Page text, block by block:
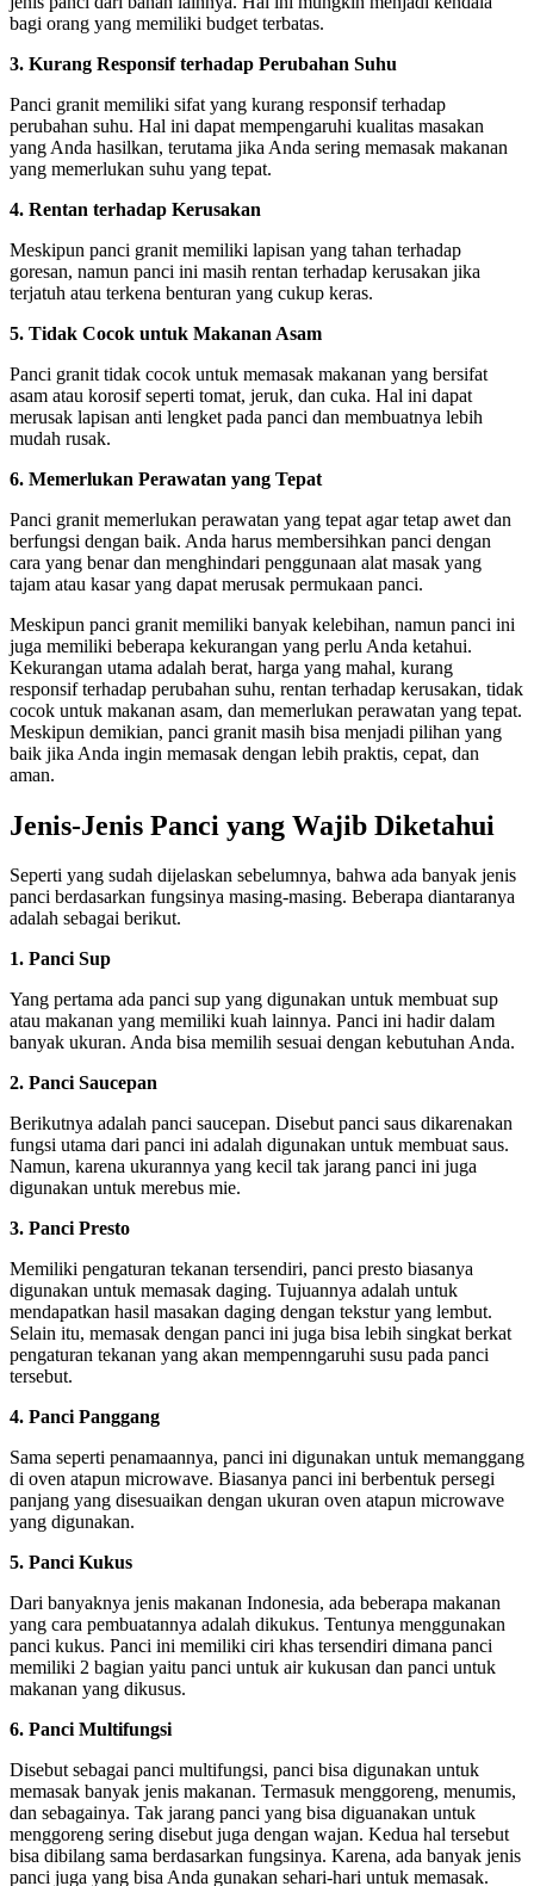
bagi orang yang memiliki budget terbatas.
3. Kurang Responsif terhadap Perubahan Suhu
Panci granit memiliki sifat yang kurang responsif terhadap
perubahan suhu. Hal ini dapat mempengaruhi kualitas masakan
yang Anda hasilkan, terutama jika Anda sering memasak makanan
yang memerlukan suhu yang tepat.
4. Rentan terhadap Kerusakan
Meskipun panci granit memiliki lapisan yang tahan terhadap
goresan, namun panci ini masih rentan terhadap kerusakan jika
terjatuh atau terkena benturan yang cukup keras.
5. Tidak Cocok untuk Makanan Asam
Panci granit tidak cocok untuk memasak makanan yang bersifat
asam atau korosif seperti tomat, jeruk, dan cuka. Hal ini dapat
merusak lapisan anti lengket pada panci dan membuatnya lebih
mudah rusak.
6. Memerlukan Perawatan yang Tepat
Panci granit memerlukan perawatan yang tepat agar tetap awet dan
berfungsi dengan baik. Anda harus membersihkan panci dengan
cara yang benar dan menghindari penggunaan alat masak yang
tajam atau kasar yang dapat merusak permukaan panci.
Meskipun panci granit memiliki banyak kelebihan, namun panci ini
juga memiliki beberapa kekurangan yang perlu Anda ketahui.
Kekurangan utama adalah berat, harga yang mahal, kurang
responsif terhadap perubahan suhu, rentan terhadap kerusakan, tidak
cocok untuk makanan asam, dan memerlukan perawatan yang tepat.
Meskipun demikian, panci granit masih bisa menjadi pilihan yang
baik jika Anda ingin memasak dengan lebih praktis, cepat, dan
aman.
Jenis-Jenis Panci yang Wajib Diketahui
Seperti yang sudah dijelaskan sebelumnya, bahwa ada banyak jenis
panci berdasarkan fungsinya masing-masing. Beberapa diantaranya
adalah sebagai berikut.
1. Panci Sup
Yang pertama ada panci sup yang digunakan untuk membuat sup
atau makanan yang memiliki kuah lainnya. Panci ini hadir dalam
banyak ukuran. Anda bisa memilih sesuai dengan kebutuhan Anda.
2. Panci Saucepan
Berikutnya adalah panci saucepan. Disebut panci saus dikarenakan
fungsi utama dari panci ini adalah digunakan untuk membuat saus.
Namun, karena ukurannya yang kecil tak jarang panci ini juga
digunakan untuk merebus mie.
3. Panci Presto
Memiliki pengaturan tekanan tersendiri, panci presto biasanya
digunakan untuk memasak daging. Tujuannya adalah untuk
mendapatkan hasil masakan daging dengan tekstur yang lembut.
Selain itu, memasak dengan panci ini juga bisa lebih singkat berkat
pengaturan tekanan yang akan mempenngaruhi susu pada panci
tersebut.
4. Panci Panggang
Sama seperti penamaannya, panci ini digunakan untuk memanggang
di oven atapun microwave. Biasanya panci ini berbentuk persegi
panjang yang disesuaikan dengan ukuran oven atapun microwave
yang digunakan.
5. Panci Kukus
Dari banyaknya jenis makanan Indonesia, ada beberapa makanan
yang cara pembuatannya adalah dikukus. Tentunya menggunakan
panci kukus. Panci ini memiliki ciri khas tersendiri dimana panci
memiliki 2 bagian yaitu panci untuk air kukusan dan panci untuk
makanan yang dikusus.
6. Panci Multifungsi
Disebut sebagai panci multifungsi, panci bisa digunakan untuk
memasak banyak jenis makanan. Termasuk menggoreng, menumis,
dan sebagainya. Tak jarang panci yang bisa diguanakan untuk
menggoreng sering disebut juga dengan wajan. Kedua hal tersebut
bisa dibilang sama berdasarkan fungsinya. Karena, ada banyak jenis
panci juga yang bisa Anda gunakan sehari-hari untuk memasak.